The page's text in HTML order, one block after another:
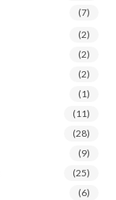
(7)
(2)
(2)
(2)
(1)
(11)
(28)
(9)
(25)
(6)